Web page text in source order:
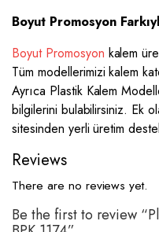
Boyut Promosyon
Boyut Promosyon kalem
Tüm modellerimizikalem
Ayrıca Plastik Kalem
bilgilerini bulabilirsiniz. Ek
sitesinden yerli üretim
Reviews
There are no reviews yet.
Be the first to review